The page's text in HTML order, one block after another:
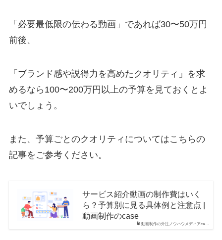
「必要最低限の伝わる動画」であれば30〜50万円
前後、
「ブランド感や説得力を高めたクオリティ」を求
めるなら100〜200万円以上の予算を見ておくとよ
いでしょう。
また、予算ごとのクオリティについてはこちらの
記事をご参考ください。
動画制作の外注ノウハウメディアca…
サービス紹介動画の制作費はいく
ら？予算別に見る具体例と注意点 |
動画制作のcase